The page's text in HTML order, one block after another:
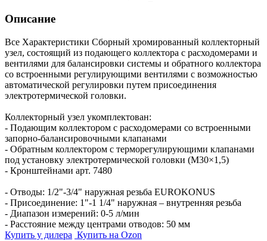
Описание
Все Характеристики Сборный хромированный коллекторный
узел, состоящий из подающего коллектора с расходомерами и
вентилями для балансировки системы и обратного коллектора
со встроенными регулирующими вентилями с возможностью
автоматической регулировки путем присоединения
электротермической головки.
Коллекторный узел укомплектован:
- Подающим коллектором с расходомерами со встроенными
запорно-балансировочными клапанами
- Обратным коллектором с терморегулирующими клапанами
под установку электротермической головки (М30×1,5)
- Кронштейнами арт. 7480
- Отводы: 1/2"-3/4" наружная резьба EUROKONUS
- Присоединение: 1"-1 1/4" наружная – внутренняя резьба
- Диапазон измерений: 0-5 л/мин
- Расстояние между центрами отводов: 50 мм
Купить у дилера Купить на Ozon